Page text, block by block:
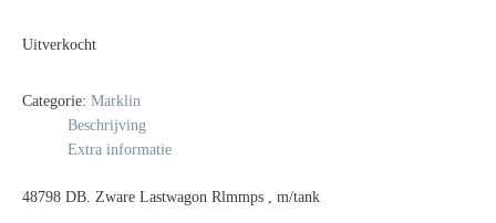
Uitverkocht
Categorie: Marklin
Beschrijving
Extra informatie
48798 DB. Zware Lastwagon Rlmmps , m/tank